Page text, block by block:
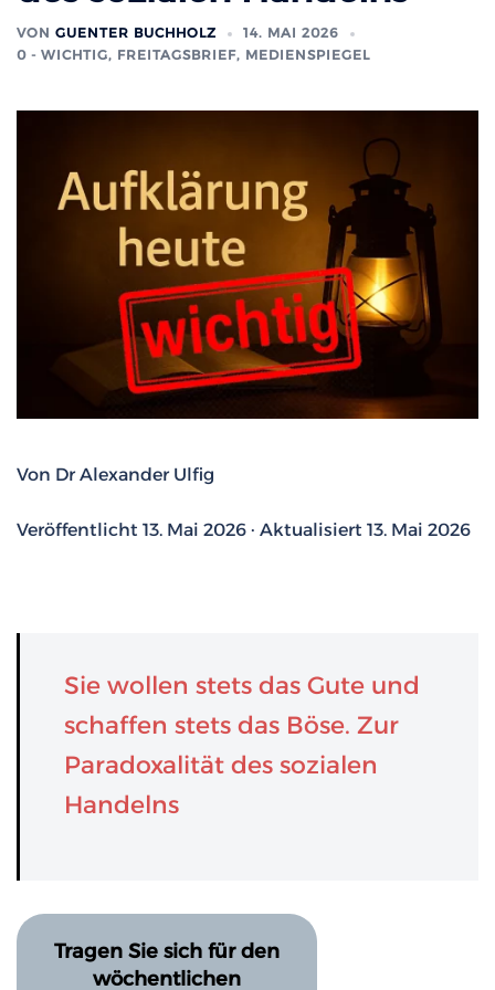
VON GUENTER BUCHHOLZ
14. MAI 2026
0 - WICHTIG, FREITAGSBRIEF, MEDIENSPIEGEL
Von Dr Alexander Ulfig
Veröffentlicht 13. Mai 2026 · Aktualisiert 13. Mai 2026
Sie wollen stets das Gute und
schaffen stets das Böse. Zur
Paradoxalität des sozialen
Handelns
Tragen Sie sich für den
wöchentlichen